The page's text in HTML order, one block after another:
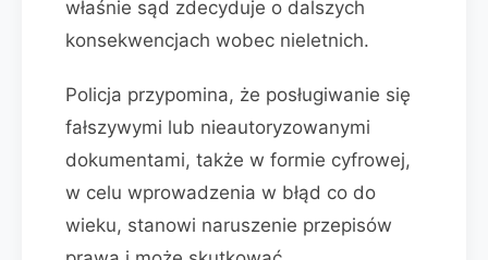
właśnie sąd zdecyduje o dalszych
konsekwencjach wobec nieletnich.
Policja przypomina, że posługiwanie się
fałszywymi lub nieautoryzowanymi
dokumentami, także w formie cyfrowej,
w celu wprowadzenia w błąd co do
wieku, stanowi naruszenie przepisów